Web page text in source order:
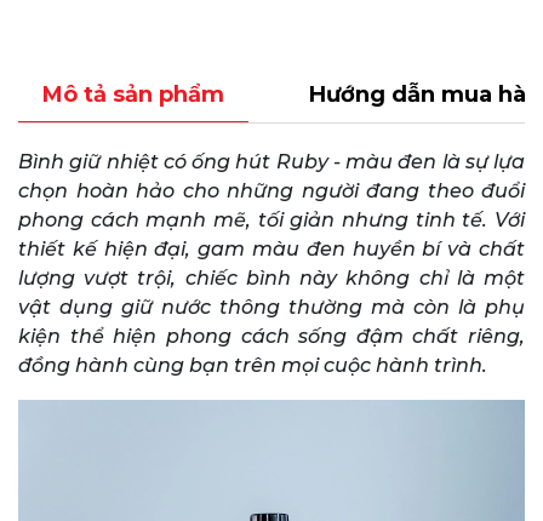
Mô tả sản phẩm Hướng dẫn mua
Bình giữ nhiệt có ống hút Ruby - màu đen là sự lựa
chọn hoàn hảo cho những người đang theo đuổi
phong cách mạnh mẽ, tối giản nhưng tinh tế. Với
thiết kế hiện đại, gam màu đen huyền bí và chất
lượng vượt trội, chiếc bình này không chỉ là một
vật dụng giữ nước thông thường mà còn là phụ
kiện thể hiện phong cách sống đậm chất riêng,
đồng hành cùng bạn trên mọi cuộc hành trình.